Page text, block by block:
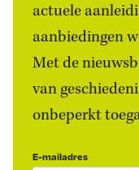
actuele
aanbiedingen
Met de
van
onbeperkt
E-mailadres